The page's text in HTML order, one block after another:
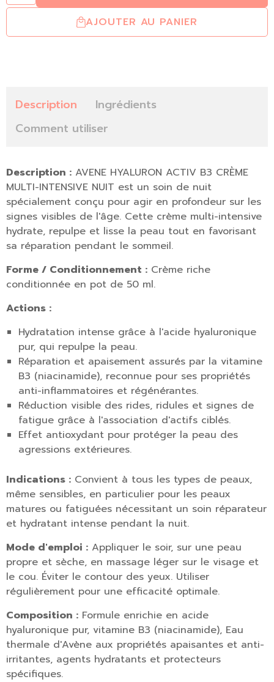
AJOUTER AU PANIER
Description
Ingrédients
Comment utiliser
Description : AVENE HYALURON ACTIV B3 CRÈME
MULTI-INTENSIVE NUIT est un soin de nuit
spécialement conçu pour agir en profondeur sur les
signes visibles de l'âge. Cette crème multi-intensive
hydrate, repulpe et lisse la peau tout en favorisant
sa réparation pendant le sommeil.
Forme / Conditionnement : Crème riche
conditionnée en pot de 50 ml.
Actions :
Hydratation intense grâce à l'acide hyaluronique
pur, qui repulpe la peau.
Réparation et apaisement assurés par la vitamine
B3 (niacinamide), reconnue pour ses propriétés
anti-inflammatoires et régénérantes.
Réduction visible des rides, ridules et signes de
fatigue grâce à l'association d'actifs ciblés.
Effet antioxydant pour protéger la peau des
agressions extérieures.
Indications : Convient à tous les types de peaux,
même sensibles, en particulier pour les peaux
matures ou fatiguées nécessitant un soin réparateur
et hydratant intense pendant la nuit.
Mode d'emploi : Appliquer le soir, sur une peau
propre et sèche, en massage léger sur le visage et
le cou. Éviter le contour des yeux. Utiliser
régulièrement pour une efficacité optimale.
Composition : Formule enrichie en acide
hyaluronique pur, vitamine B3 (niacinamide), Eau
thermale d'Avène aux propriétés apaisantes et anti-
irritantes, agents hydratants et protecteurs
spécifiques.